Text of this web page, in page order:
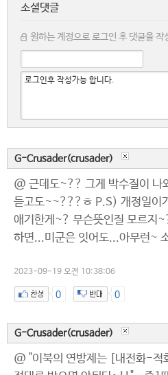
소셜댓글
원하는 계정으로 로그인 후 댓글을 작
G-Crusader(crusader)
@ 근데도~?? 그게 박수질이
듣고도~~???ㅎ P.S) 개정일이
애기한게~? 무슨뜻인질 모르지
하면...미군은 잇어도...아무런~
2023-09-19 오전 10:38:06
0 0
G-Crusader(crusader)
@ "이북의 연방제는 [내전화-적